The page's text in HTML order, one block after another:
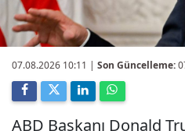
07.08.2026 10:11 | Son Güncelleme:
ABD Başkanı Donald